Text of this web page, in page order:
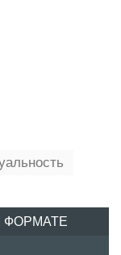
ФОРМАТЕ